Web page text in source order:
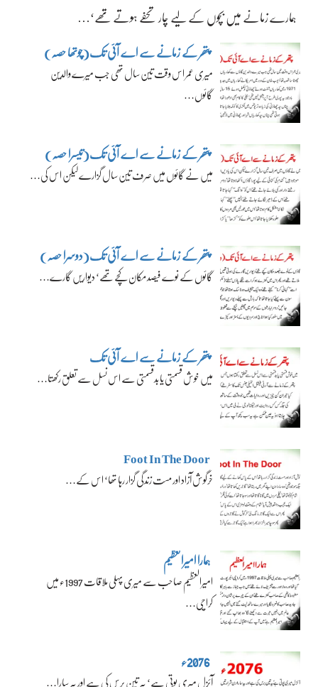
ہمارے زمانے میں بچوں کے لیے چار تحفے ہوتے تھے‘…
پتھر کے زمانے سے اے آئی تک(چوتھا حصہ)
میری عمر اس وقت تین سال تھی جب میرے والدین
گائوں…
پتھر کے زمانے سے اے آئی تک(تیسرا حصہ)
میں نے گائوں میں صرف تین سال گزارے لیکن اس کی…
پتھر کے زمانے سے اے آئی تک(دوسرا حصہ)
گائوں کے نوے فیصد مکان کچے تھے‘ دیواریں گارے…
پتھر کے زمانے سے اے آئی تک
میں خوش قسمتی یا بدقسمتی سے اس نسل سے تعلق رکھتا…
Foot In The Door
خرگوش آزاد اور مست زندگی گزار رہا تھا‘ اس کے…
ہمارا امیرالعظیم
امیرالعظیم صاحب سے میری پہلی ملاقات 1997ء میں
کراچی…
2076ء